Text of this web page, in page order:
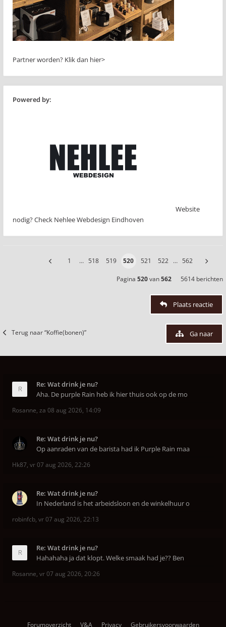
Partner worden? Klik dan hier>
Powered by:
Website
nodig? Check Nehlee Webdesign Eindhoven
1 … 518 519 520 521 522 … 562
Pagina 520van562 5614 berichten
Plaats reactie
Terug naar “Koffie(bonen)” Ga naar
Re: Wat drink je nu?
Aha. De purple Rain heb ik hier thuis ook op de mo
Rosanne, za 08 aug 2026, 14:09
Re: Wat drink je nu?
Op aanraden van de barista had ik Purple Rain maa
Hk87, vr 07 aug 2026, 22:26
Re: Wat drink je nu?
In Nederland is het arbeidsloon en de winkelhuur o
robinfcb, vr 07 aug 2026, 22:13
Re: Wat drink je nu?
Hahahaha ja dat klopt. Welke smaak had je?? Ben
Rosanne, vr 07 aug 2026, 20:26
Forumoverzicht V&A Privacy Gebruikersvoorwaarden